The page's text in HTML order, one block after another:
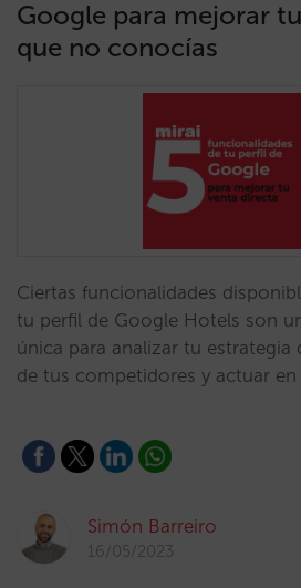
Google para mejorar
que no conocías
Ciertas funcionalidades
tu perfil de Google Hotels son
única para analizar tu estrategia
de tus competidores y actuar
Simón Barreiro
16/05/2023